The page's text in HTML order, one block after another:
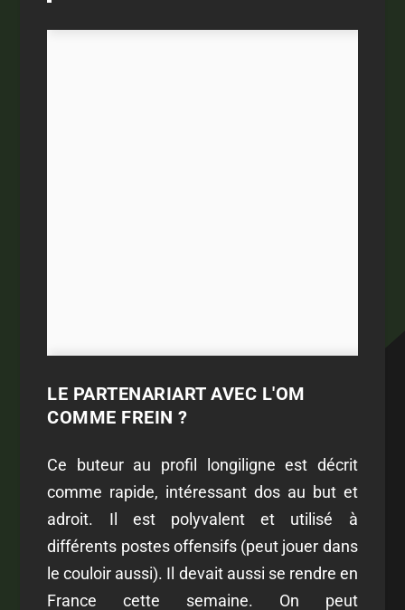
LE PARTENARIART AVEC L'OM
COMME FREIN ?
Ce buteur au profil longiligne est décrit
comme rapide, intéressant dos au but et
adroit. Il est polyvalent et utilisé à
différents postes offensifs (peut jouer dans
le couloir aussi). Il devait aussi se rendre en
France cette semaine. On peut